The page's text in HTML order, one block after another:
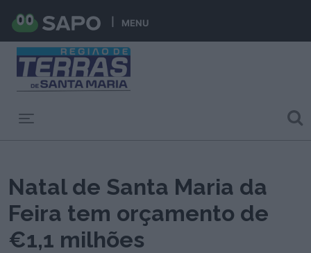
MENU
Natal de Santa Maria da
Feira tem orçamento de
€1,1 milhões